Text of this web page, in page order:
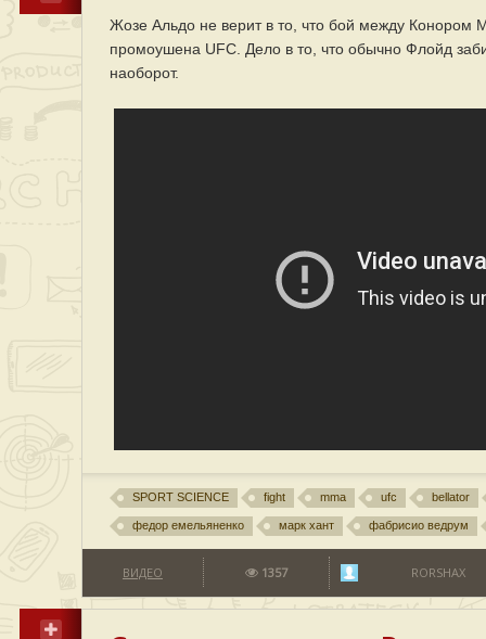
Жозе Альдо не верит в то, что бой между Конором
промоушена UFC. Дело в то, что обычно Флойд
наоборот.
SPORT SCIENCE fight mma ufc bellator
федор емельяненко марк хант фабрисио ведрум
ВИДЕО 1357 RORSHAX